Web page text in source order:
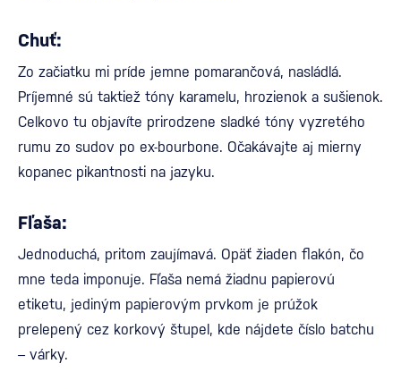
Chuť:
Zo začiatku mi príde jemne pomarančová, nasládlá.
Príjemné sú taktiež tóny karamelu, hrozienok a sušienok.
Celkovo tu objavíte prirodzene sladké tóny vyzretého
rumu zo sudov po ex-bourbone. Očakávajte aj mierny
kopanec pikantnosti na jazyku.
Fľaša:
Jednoduchá, pritom zaujímavá. Opäť žiaden flakón, čo
mne teda imponuje. Fľaša nemá žiadnu papierovú
etiketu, jediným papierovým prvkom je prúžok
prelepený cez korkový štupel, kde nájdete číslo batchu
– várky.